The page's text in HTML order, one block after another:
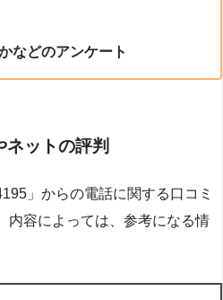
などのアンケート
ットの評判
」からの電話に関する口コミ
内容によっては、参考になる情